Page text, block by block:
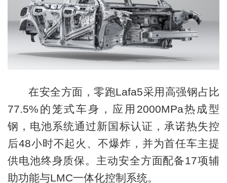
在安全方面，零跑Lafa5采用高强钢占比
77.5%的笼式车身，应用2000MPa热成型
钢，电池系统通过新国标认证，承诺热失控
后48小时不起火、不爆炸，并为首任车主提
供电池终身质保。主动安全方面配备17项辅
助功能与LMC一体化控制系统。